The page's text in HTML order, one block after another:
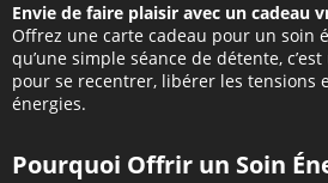
Envie de faire plaisir avec un cadeau
Offrez une carte cadeau pour un soin
qu’une simple séance de détente,
pour se recentrer, libérer les tensions
énergies.
Pourquoi Offrir un Soin